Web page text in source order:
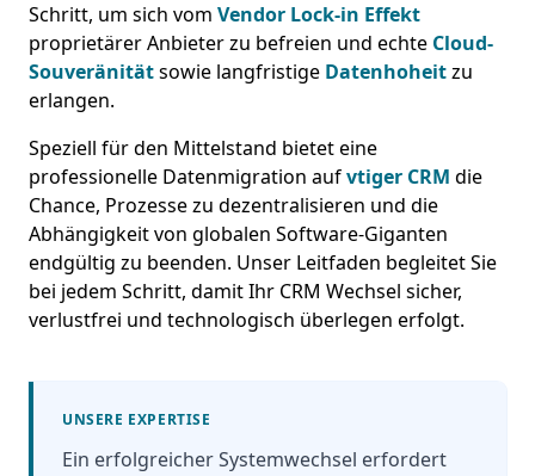
Schritt, um sich vom Vendor Lock-in Effekt
proprietärer Anbieter zu befreien und echte Cloud-
Souveränitätsowie langfristige Datenhoheitzu
erlangen.
Speziell für den Mittelstand bietet eine
professionelle Datenmigration aufvtiger CRM die
Chance, Prozesse zu dezentralisieren und die
Abhängigkeit von globalen Software-Giganten
endgültig zu beenden. Unser Leitfaden begleitet Sie
bei jedem Schritt, damit Ihr CRM Wechsel sicher,
verlustfrei und technologisch überlegen erfolgt.
UNSERE EXPERTISE
Ein erfolgreicher Systemwechsel erfordert